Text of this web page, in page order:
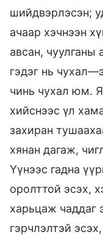
шийдвэрлэсэн;
ачаар хэчнээн
авсан,
гэдэг нь
чинь чухал юм.
хийснээс үл
захиран
хянан дагаж,
Үүнээс гадна
оролттой эсэх,
харьцаж чаддаг
гэрчлэлтэй